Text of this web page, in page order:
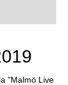
"Malmö Live